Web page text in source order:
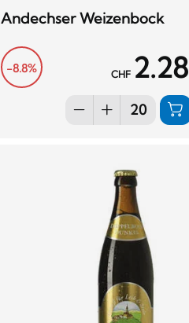
Andechser Weizenbock
-8.8% CHF 2.28